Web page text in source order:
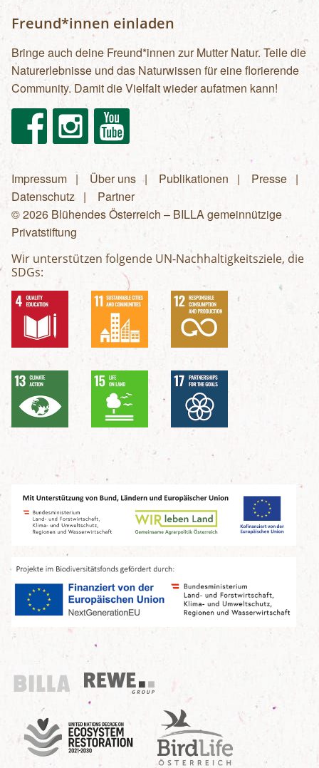
Freund*innen einladen
Bringe auch deine Freund*innen zur Mutter Natur. Teile die
Naturerlebnisse und das Naturwissen für eine florierende
Community. Damit die Vielfalt wieder aufatmen kann!
FacebookInstagram Youtube
Fußzeilenmenü
Impressum Über uns Publikationen
Presse
Datenschutz
Partner
© 2026 Blühendes Österreich – BILLA gemeinnützige
Privatstiftung
Wir unterstützen folgende UN-Nachhaltigkeitsziele, die
SDGs:
Billa
REWE Group
UN Decade
Birdlife